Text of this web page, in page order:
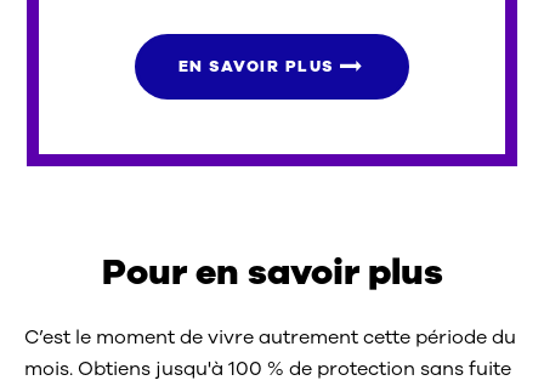
EN SAVOIR PLUS
Pour en savoir plus
C’est le moment de vivre autrement cette période du
mois. Obtiens jusqu'à 100 % de protection sans fuite